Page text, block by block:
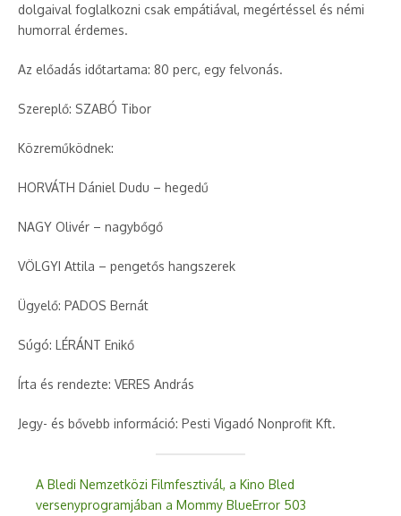
dolgaival foglalkozni csak empátiával, megértéssel és némi
humorral érdemes.
Az előadás időtartama: 80 perc, egy felvonás.
Szereplő: SZABÓ Tibor
Közreműködnek:
HORVÁTH Dániel Dudu – hegedű
NAGY Olivér – nagybőgő
VÖLGYI Attila – pengetős hangszerek
Ügyelő: PADOS Bernát
Súgó: LÉRÁNT Enikő
Írta és rendezte: VERES András
Jegy- és bővebb információ: Pesti Vigadó Nonprofit Kft.
A Bledi Nemzetközi Filmfesztivál, a Kino Bled
versenyprogramjában a Mommy BlueError 503